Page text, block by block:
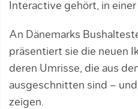
Interactive gehört, in
An Dänemarks
präsentiert sie die neuen
deren Umrisse, die aus
ausgeschnitten sind –
zeigen.